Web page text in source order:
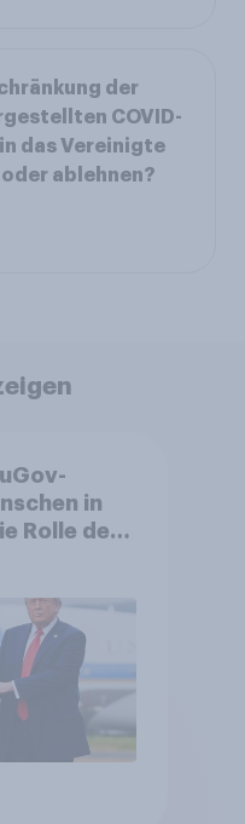
der
COVID-
das Vereinigte
ablehnen?
in
Rolle der
Bündnisse